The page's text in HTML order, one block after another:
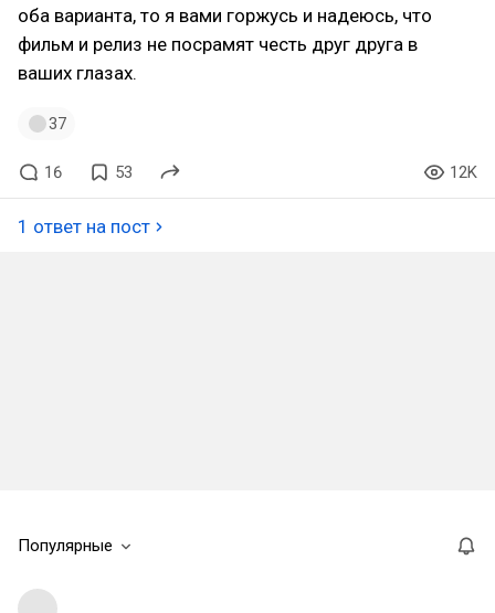
оба варианта, то я вами горжусь и надеюсь, что
фильм и релиз не посрамят честь друг друга в
ваших глазах.
37
16 53 12K
1 ответ на пост
Популярные